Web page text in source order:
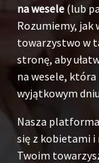
na wesele (lub
Rozumiemy, jak
towarzystwo w
stronę, aby
na wesele, która
wyjątkowym
Nasza
się z kobietami i
Twoim